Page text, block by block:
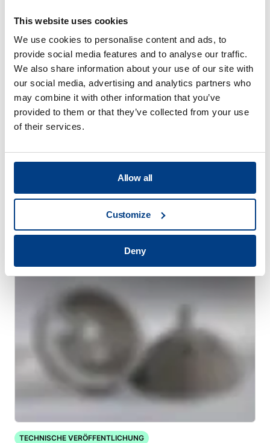
This website uses cookies
We use cookies to personalise content and ads, to
provide social media features and to analyse our traffic.
We also share information about your use of our site with
our social media, advertising and analytics partners who
may combine it with other information that you’ve
provided to them or that they’ve collected from your use
of their services.
Allow all
Customize
Deny
Wärmebehandlung durch Hochdruck-
Wärmebehandlung (HPHT™)
TECHNISCHE VERÖFFENTLICHUNG